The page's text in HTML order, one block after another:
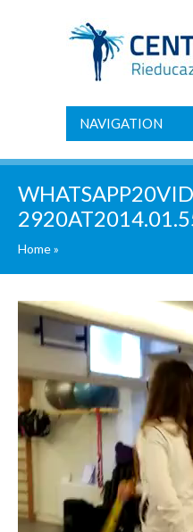
NAVIGATION
Home»
Video
Player